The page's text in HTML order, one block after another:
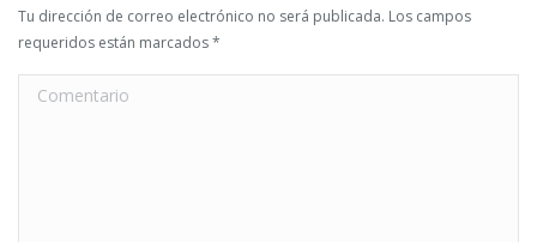
Tu dirección de correo electrónico no será publicada. Los campos
requeridos están marcados*
Comentario